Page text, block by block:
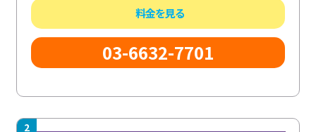
料金を見る
03-6632-7701
2